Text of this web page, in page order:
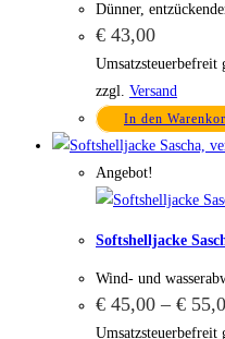
Dünner,
€ 43,00
Umsatzsteuerbefreit
zzgl. Versand
In den
Angebot!
Softshelljacke
Wind- und
€ 45,00 – €
Umsatzsteuerbefreit